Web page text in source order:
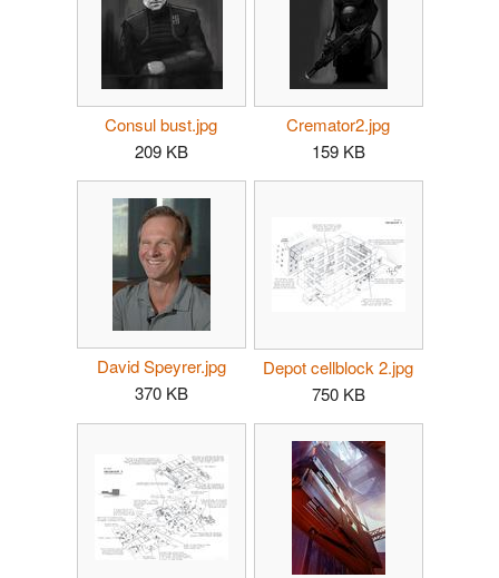
Consul bust.jpg
209 KB
Cremator2.jpg
159 KB
David Speyrer.jpg
370 KB
Depot cellblock 2.jpg
750 KB